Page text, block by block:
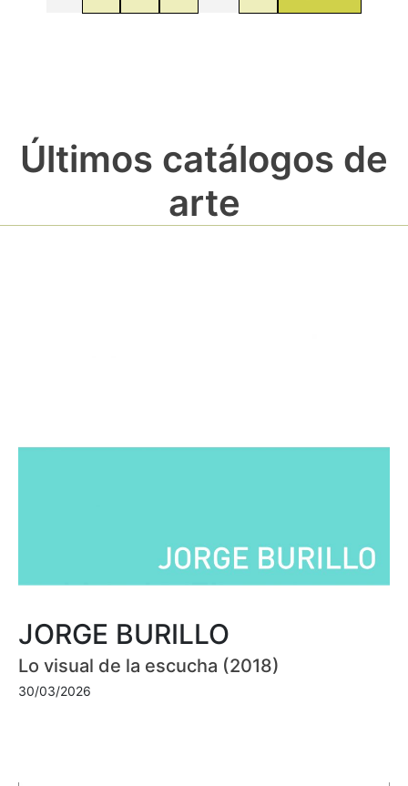
Últimos catálogos de
arte
JORGE BURILLO
Lo visual de la escucha (2018)
30/03/2026